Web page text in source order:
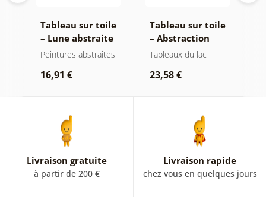
Tableau sur toile
– Lune abstraite
sur l’eau
Peintures abstraites
16,91 €
Tableau sur toile
– Abstraction
moderne avec
Tableaux du lac
23,58 €
Livraison gratuite
à partir de 200 €
Livraison rapide
chez vous en quelques jours